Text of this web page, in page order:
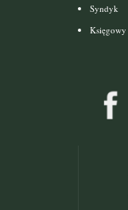
Syndyk
Księgowy